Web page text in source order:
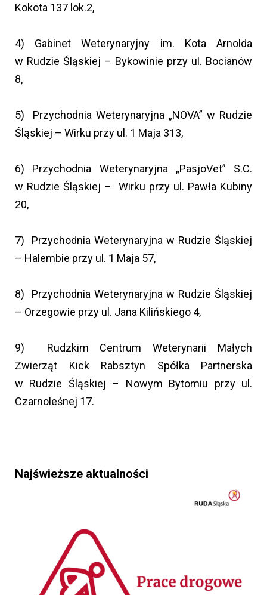
Kokota 137 lok.2,
4) Gabinet Weterynaryjny im. Kota Arnolda
w Rudzie Śląskiej – Bykowinie przy ul. Bocianów
8,
5) Przychodnia Weterynaryjna „NOVA” w Rudzie
Śląskiej – Wirku przy ul. 1 Maja 313,
6) Przychodnia Weterynaryjna „PasjoVet” S.C.
w Rudzie Śląskiej – Wirku przy ul. Pawła Kubiny
20,
7) Przychodnia Weterynaryjna w Rudzie Śląskiej
– Halembie przy ul. 1 Maja 57,
8) Przychodnia Weterynaryjna w Rudzie Śląskiej
– Orzegowie przy ul. Jana Kilińskiego 4,
9) Rudzkim Centrum Weterynarii Małych
Zwierząt Kick Rabsztyn Spółka Partnerska
w Rudzie Śląskiej – Nowym Bytomiu przy ul.
Czarnoleśnej 17.
Najświeższe aktualności